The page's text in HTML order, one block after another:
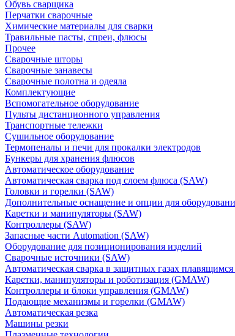
Обувь сварщика
Перчатки сварочные
Химические материалы для сварки
Травильные пасты, спреи, флюсы
Прочее
Сварочные шторы
Сварочные занавесы
Сварочные полотна и одеяла
Комплектующие
Вспомогательное оборудование
Пульты дистанционного управления
Транспортные тележки
Сушильное оборудование
Термопеналы и печи для прокалки электродов
Бункеры для хранения флюсов
Автоматическое оборудование
Автоматическая сварка под слоем флюса (SAW)
Головки и горелки (SAW)
Дополнительные оснащение и опции для
Каретки и манипуляторы (SAW)
Контроллеры (SAW)
Запасные части Automation (SAW)
Оборудование для позиционирования изделий
Сварочные источники (SAW)
Автоматическая сварка в защитных газах
Каретки, манипуляторы и роботизация (GMAW)
Контроллеры и блоки управления (GMAW)
Подающие механизмы и горелки (GMAW)
Автоматическая резка
Машины резки